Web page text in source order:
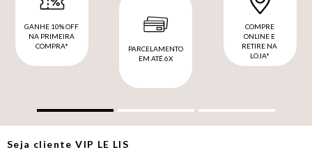
GANHE 10% OFF
NA PRIMEIRA
COMPRA*
PARCELAMENTO
EM ATÉ 6X
COMPRE
ONLINE E
RETIRE NA
LOJA*
Seja clienteVIP LE LIS